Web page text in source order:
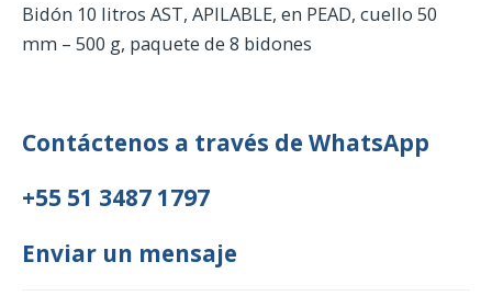
Bidón 10 litros AST, APILABLE, en PEAD, cuello 50
mm – 500 g, paquete de 8 bidones
Contáctenos a través de WhatsApp
+55 51 3487 1797
Enviar un mensaje